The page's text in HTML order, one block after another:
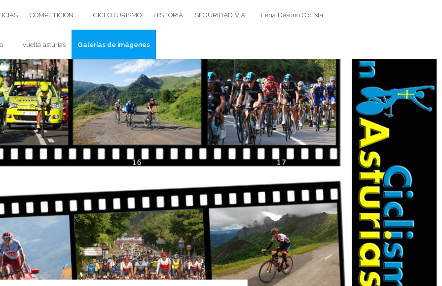
COMPETICIÓN CICLOTURISMO HISTORIA SEGURIDAD VIAL Lena Destino Ciclista
vuelta asturias Galerías de imágenes